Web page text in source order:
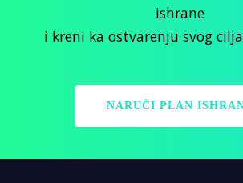
ishrane
i kreni ka ostvarenju svog
NARUČI PLAN